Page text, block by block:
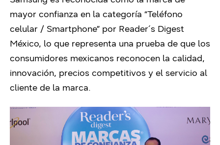
mayor confianza en la categoría “Teléfono
celular / Smartphone” por Reader´s Digest
México, lo que representa una prueba de que los
consumidores mexicanos reconocen la calidad,
innovación, precios competitivos y el servicio al
cliente de la marca.